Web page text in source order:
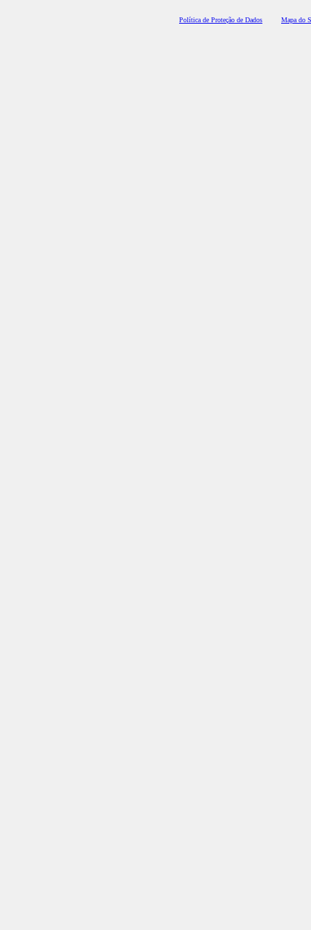
Política de Proteção de Dados Mapa do